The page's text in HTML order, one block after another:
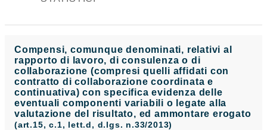
Compensi, comunque denominati, relativi al
rapporto di lavoro, di consulenza o di
collaborazione (compresi quelli affidati con
contratto di collaborazione coordinata e
continuativa) con specifica evidenza delle
eventuali componenti variabili o legate alla
valutazione del risultato, ed ammontare erogato
(art.15, c.1, lett.d, d.lgs. n.33/2013)